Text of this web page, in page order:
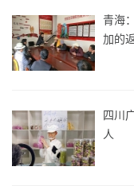
青海
加的
四川
人